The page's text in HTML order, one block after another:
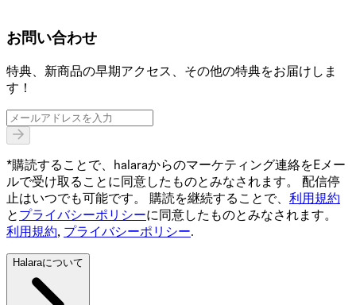
お問い合わせ
特典、新商品の早期アクセス、その他の特典をお届けしま
す！
*購読することで、halaraからのマーケティング連絡をEメー
ルで受け取ることに同意したものとみなされます。 配信停
止はいつでも可能です。 購読を継続することで、 利用規約
と プライバシーポリシーに同意したものとみなされます。
利用規約, プライバシーポリシー.
Halaraについて